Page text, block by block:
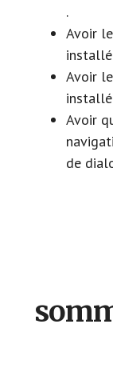
.
Avoir
Avoir
Avoir
de